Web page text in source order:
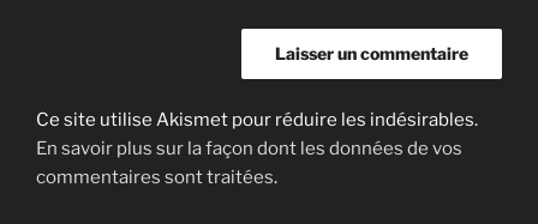
Ce site utilise Akismet pour réduire les indésirables.
En savoir plus sur la façon dont les données de vos
commentaires sont traitées.